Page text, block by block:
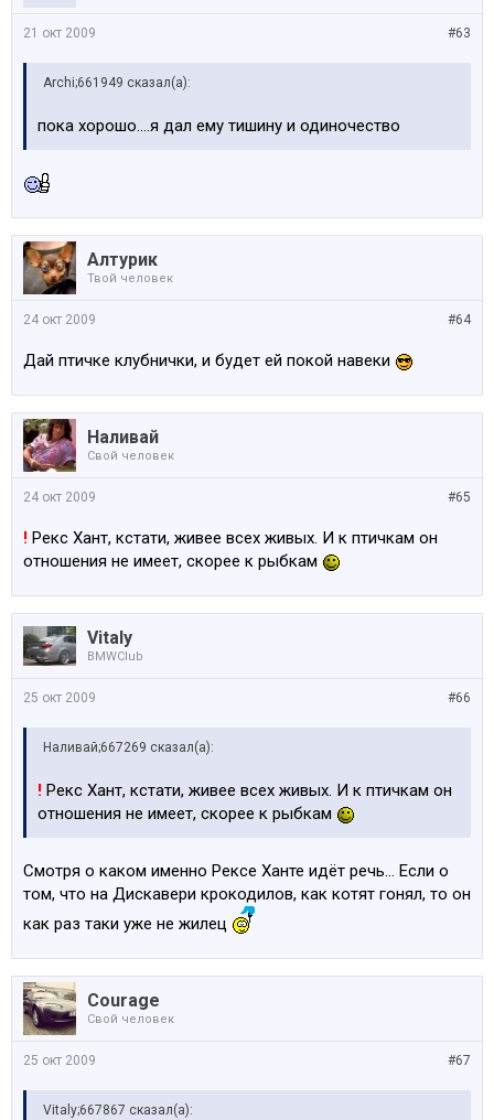
#63
21 окт 2009
Archi;661949 сказал(а):
пока хорошо....я дал ему тишину и одиночество
Алтурик
Твой человек
#64
24 окт 2009
Дай птичке клубнички, и будет ей покой навеки
Наливай
Свой человек
#65
24 окт 2009
! Рекс Хант, кстати, живее всех живых. И к птичкам он
отношения не имеет, скорее к рыбкам
Vitaly
BMWClub
#66
25 окт 2009
Наливай;667269 сказал(а):
! Рекс Хант, кстати, живее всех живых. И к птичкам он
отношения не имеет, скорее к рыбкам
Смотря о каком именно Рексе Ханте идёт речь... Если о
том, что на Дискавери крокодилов, как котят гонял, то он
как раз таки уже не жилец
Courage
Свой человек
#67
25 окт 2009
Vitaly;667867 сказал(а):